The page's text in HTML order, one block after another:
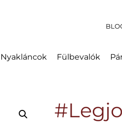
Nyakláncok Fülbevalók